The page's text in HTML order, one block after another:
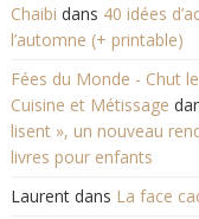
Chaibi dans 40 idées
l’automne (+ printable)
Fées du Monde - Chut
Cuisine et Métissage
lisent », un nouveau
livres pour enfants
Laurentdans La face